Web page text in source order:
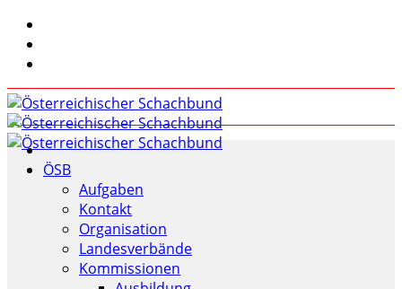
ÖSB
Aufgaben
Kontakt
Organisation
Landesverbände
Kommissionen